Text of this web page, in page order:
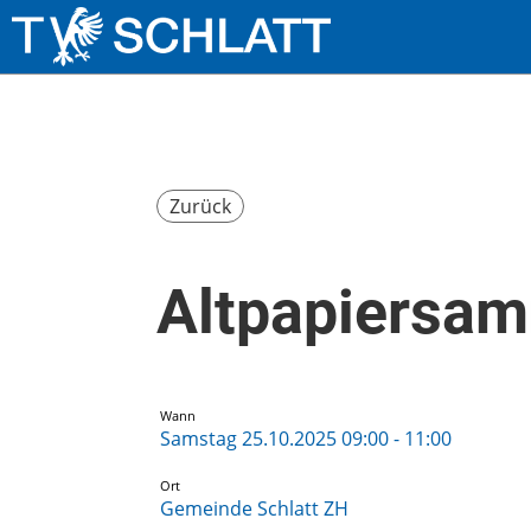
Zurück
Wann
Samstag 25.10.2025 09:00 - 11:00
Ort
Gemeinde Schlatt ZH